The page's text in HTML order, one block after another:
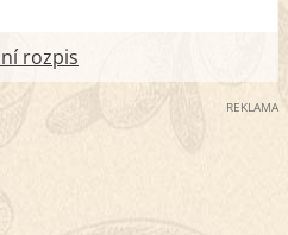
rozpis
REKLAMA